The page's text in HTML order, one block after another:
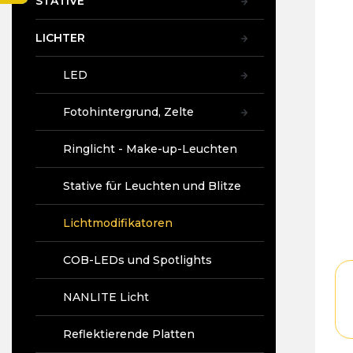
LICHTER
LED
Fotohintergrund, Zelte
Ringlicht - Make-up-Leuchten
Stative für Leuchten und Blitze
Lichtmodifikatoren
COB-LEDs und Spotlights
NANLITE Licht
Reflektierende Platten